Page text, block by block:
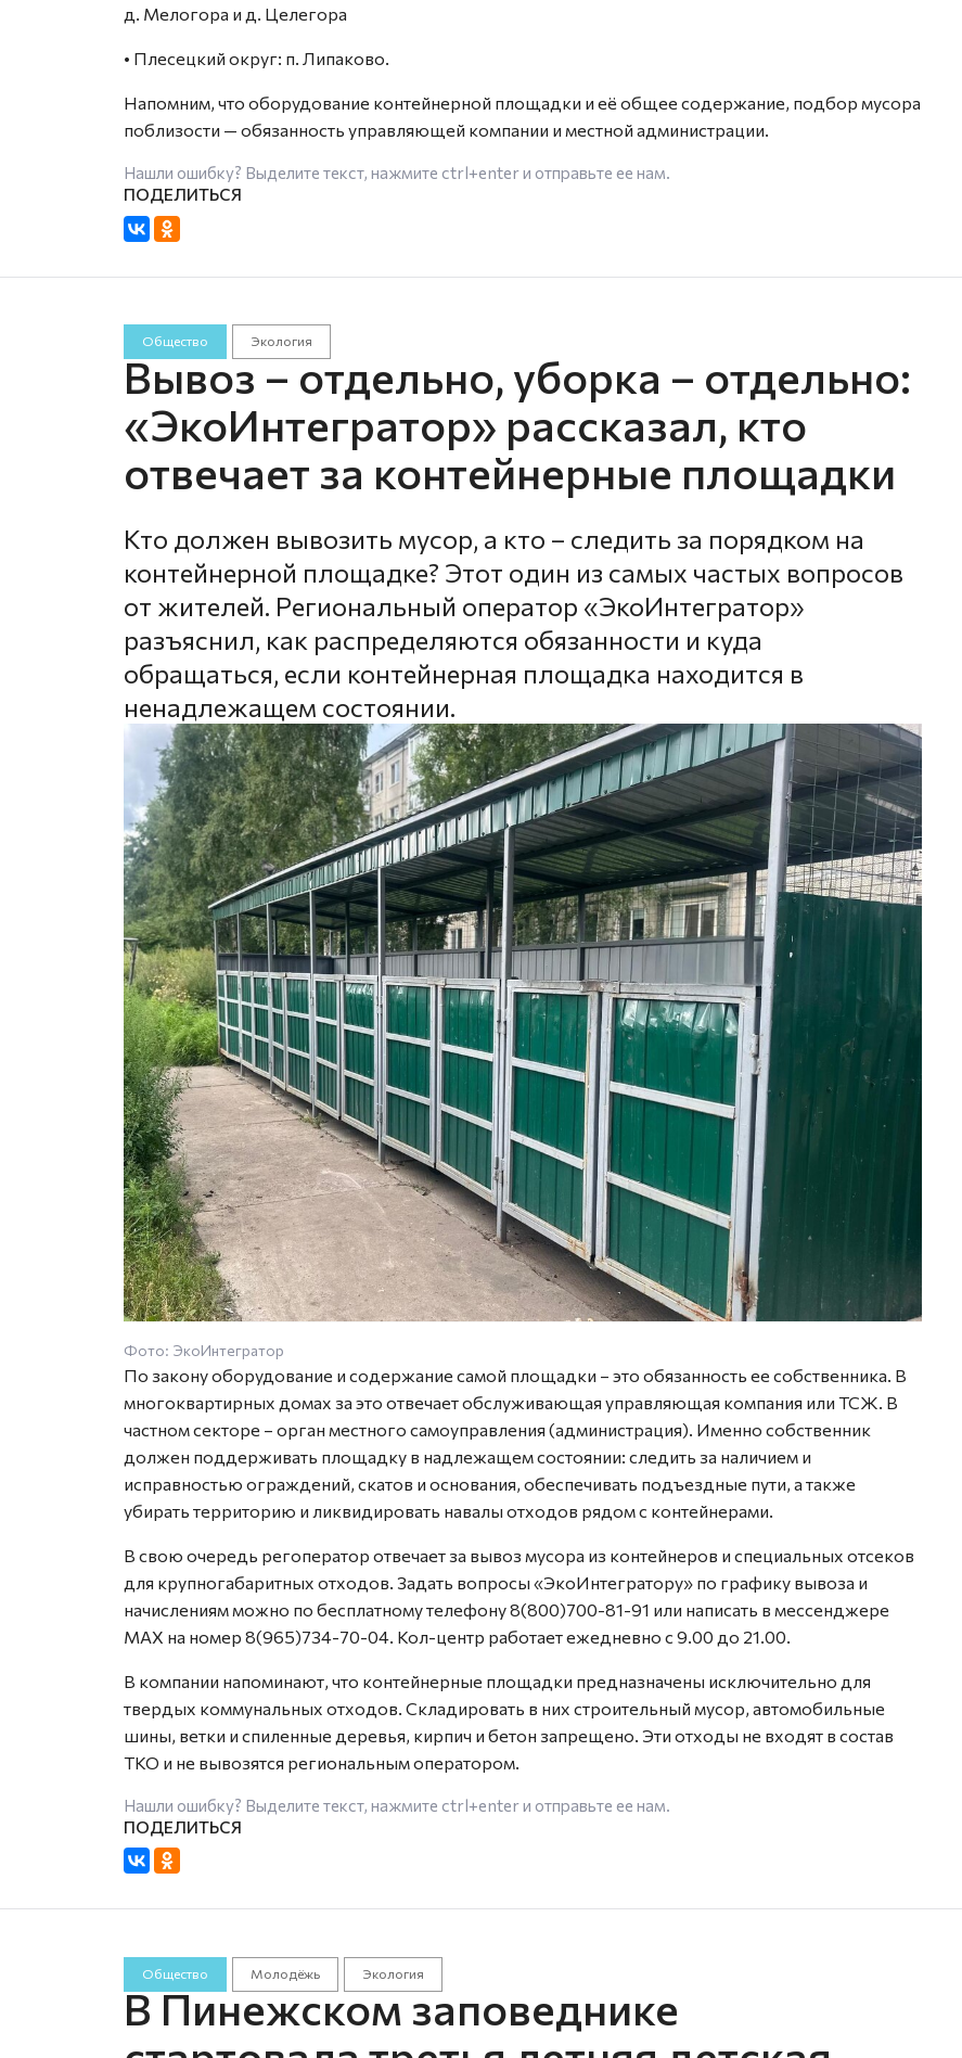
д. Мелогора и д. Целегора
•⁠ ⁠Плесецкий округ: п. Липаково.
Напомним, что оборудование контейнерной площадки и её общее содержание, подбор мусора
поблизости — обязанность управляющей компании и местной администрации.
Нашли ошибку? Выделите текст, нажмите ctrl+enterи отправьте ее нам.
Общество Экология
Вывоз – отдельно, уборка – отдельно:
«ЭкоИнтегратор» рассказал, кто
отвечает за контейнерные площадки
Кто должен вывозить мусор, а кто – следить за порядком на
контейнерной площадке? Этот один из самых частых вопросов
от жителей. Региональный оператор «ЭкоИнтегратор»
разъяснил, как распределяются обязанности и куда
обращаться, если контейнерная площадка находится в
ненадлежащем состоянии.
Фото: ЭкоИнтегратор
По закону оборудование и содержание самой площадки – это обязанность ее собственника. В
многоквартирных домах за это отвечает обслуживающая управляющая компания или ТСЖ. В
частном секторе – орган местного самоуправления (администрация). Именно собственник
должен поддерживать площадку в надлежащем состоянии: следить за наличием и
исправностью ограждений, скатов и основания, обеспечивать подъездные пути, а также
убирать территорию и ликвидировать навалы отходов рядом с контейнерами.
В свою очередь регоператор отвечает за вывоз мусора из контейнеров и специальных отсеков
для крупногабаритных отходов. Задать вопросы «ЭкоИнтегратору» по графику вывоза и
начислениям можно по бесплатному телефону 8(800)700-81-91 или написать в мессенджере
MAX на номер 8(965)734-70-04. Кол-центр работает ежедневно с 9.00 до 21.00.
В компании напоминают, что контейнерные площадки предназначены исключительно для
твердых коммунальных отходов. Складировать в них строительный мусор, автомобильные
шины, ветки и спиленные деревья, кирпич и бетон запрещено. Эти отходы не входят в состав
ТКО и не вывозятся региональным оператором.
Нашли ошибку? Выделите текст, нажмите ctrl+enterи отправьте ее нам.
Общество Молодёжь Экология
В Пинежском заповеднике